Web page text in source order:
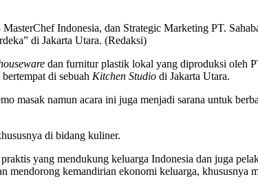
Indonesia, dan Strategic Marketing PT.
di Jakarta Utara. (Redaksi)
dan furnitur plastik lokal yang diproduksi oleh
di sebuah Kitchen Studio di Jakarta Utara.
namun acara ini juga menjadi sarana untuk
di bidang kuliner.
yang mendukung keluarga Indonesia dan juga
mendorong kemandirian ekonomi keluarga, khususnya